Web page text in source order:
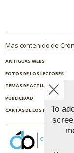
Mas contenido de
ANTIGUAS WEBS
FOTOS DE LOS LECTORES
TEMAS DE ACTUALIDAD
PUBLICIDAD
CARTAS DE LOS LECTORES
To